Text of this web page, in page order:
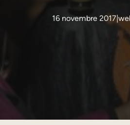
16 novembre 2017|